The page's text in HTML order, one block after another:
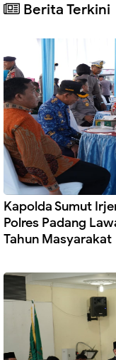
Berita Terkini
Kapolda Sumut
Polres Padang
Tahun Masyarakat